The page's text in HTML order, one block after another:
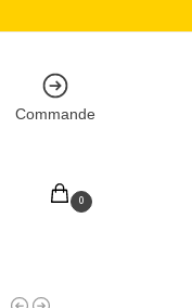
Commande
0